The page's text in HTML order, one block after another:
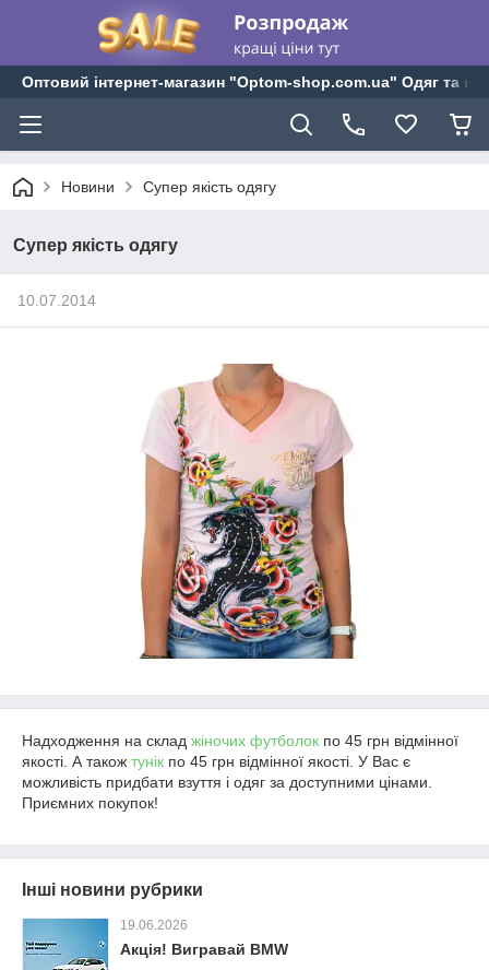
Оптовий інтернет-магазин "Optom-shop.com.ua" Одяг та
Новини Супер якість одягу
Супер якість одягу
10.07.2014
Надходження на склад жіночих футболок по 45 грн відмінної
якості. А також тунік по 45 грн відмінної якості. У Вас є
можливість придбати взуття і одяг за доступними цінами.
Приємних покупок!
Інші новини рубрики
19.06.2026
Акція! Вигравай BMW